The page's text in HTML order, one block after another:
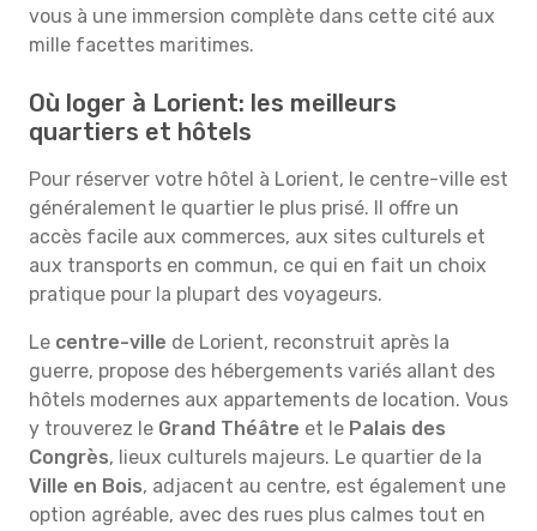
vous à une immersion complète dans cette cité aux
mille facettes maritimes.
Où loger à Lorient: les meilleurs
quartiers et hôtels
Pour réserver votre hôtel à Lorient, le centre-ville est
généralement le quartier le plus prisé. Il offre un
accès facile aux commerces, aux sites culturels et
aux transports en commun, ce qui en fait un choix
pratique pour la plupart des voyageurs.
Le centre-ville de Lorient, reconstruit après la
guerre, propose des hébergements variés allant des
hôtels modernes aux appartements de location. Vous
y trouverez le Grand Théâtre et le Palais des
Congrès, lieux culturels majeurs. Le quartier de la
Ville en Bois, adjacent au centre, est également une
option agréable, avec des rues plus calmes tout en